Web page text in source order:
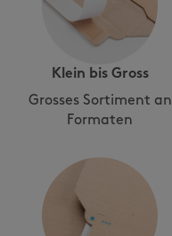
Klein bis Gross
Grosses Sortiment an
Formaten